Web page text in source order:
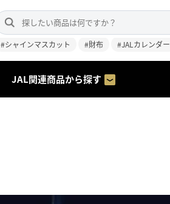
#シャインマスカット #財布 #JALカレンダー
JAL関連商品から探す